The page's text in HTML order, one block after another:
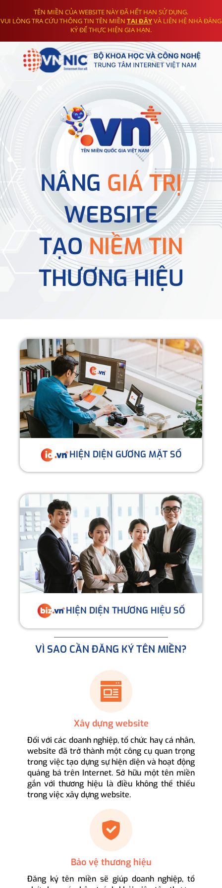
TÊN MIỀN CỦA WEBSITE NÀY ĐÃ HẾT HẠN SỬ DỤNG.
VUI LÒNG TRA CỨU THÔNG TIN TÊN MIỀN TẠI ĐÂYVÀ LIÊN HỆ NHÀ ĐĂNG
KÝ ĐỂ THỰC HIỆN GIA HẠN.
NÂNG GIÁ TRỊ
WEBSITE
TẠONIỀM TIN
THƯƠNG HIỆU
HIỆN DIỆN GƯƠNG MẶT SỐ
HIỆN DIỆN THƯƠNG HIỆU SỐ
VÌ SAO CẦN ĐĂNG KÝ TÊN MIỀN?
Xây dựng website
Đối với các doanh nghiệp, tổ chức hay cá nhân,
website đã trở thành một công cụ quan trọng
trong việc tạo dựng sự hiện diện và hoạt động
quảng bá trên Internet. Sở hữu một tên miền
gắn với thương hiệu là điều không thể thiếu
trong việc xây dựng website.
Bảo vệ thương hiệu
Đăng ký tên miền sẽ giúp doanh nghiệp, tổ